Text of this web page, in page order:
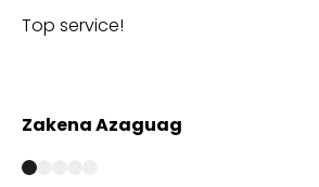
Top service!
Zakena Azaguag